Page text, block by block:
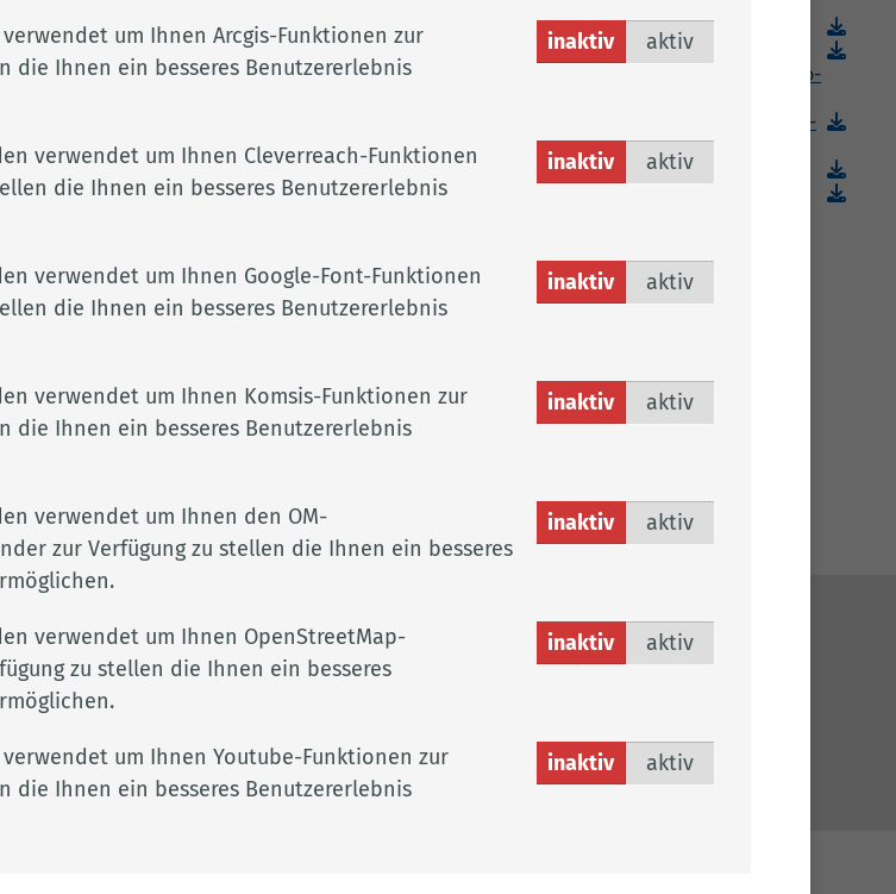
Fly­er - rund um den 8. März 2026
So ging es los - Bun­des­wei­te Kurz­vor­
stel­lung der Re­gi­on OM im Ak­ti­ons­pro­
Work­shops & An­ge­bo­te Men­to­ring­pro­
gramm
El­tern­rat 2021
ElternTalk Niedersachsen
Cloppenburg
49661 Cloppenburg
Rechtliches
Barrierefreiheit
um Ihnen Arcgis-Funktionen zur
die Ihnen ein besseres Benutzererlebnis
inaktiv aktiv
verwendet um Ihnen Cleverreach-Funktionen
die Ihnen ein besseres Benutzererlebnis
inaktiv aktiv
verwendet um Ihnen Google-Font-Funktionen
die Ihnen ein besseres Benutzererlebnis
inaktiv aktiv
verwendet um Ihnen Komsis-Funktionen zur
die Ihnen ein besseres Benutzererlebnis
inaktiv aktiv
verwendet um Ihnen den OM-
zur Verfügung zu stellen die Ihnen ein besseres
inaktiv aktiv
verwendet um Ihnen OpenStreetMap-
zu stellen die Ihnen ein besseres
inaktiv aktiv
verwendet um Ihnen Youtube-Funktionen zur
die Ihnen ein besseres Benutzererlebnis
inaktiv aktiv